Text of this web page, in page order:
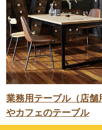
業務用テーブル（店
やカフェのテーブル